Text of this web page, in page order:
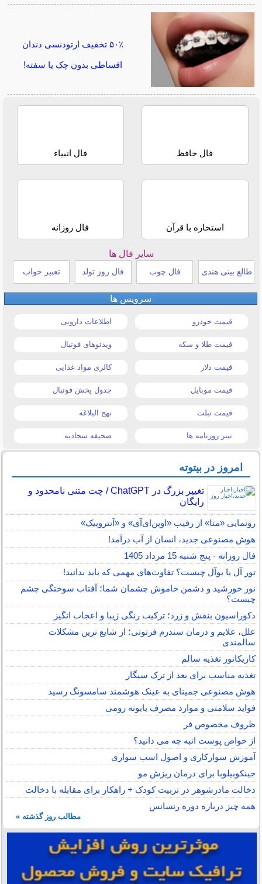
۵۰٪ تخفیف ارتودنسی دندان
اقساطی بدون چک یا سفته!
فال حافظ فال انبیاء
استخاره با قرآن فال روزانه
سایر فال ها
طالع بینی هندی فال چوب فال روز تولد تعبیر خواب
سرویس ها
قیمت خودرو اطلاعات دارویی
قیمت طلا و سکه ویدئوهای فوتبال
قیمت دلار کالری مواد غذایی
قیمت موبایل جدول پخش فوتبال
قیمت تبلت نهج البلاغه
تیتر روزنامه ها صحیفه سجادیه
امروز در بیتوته
تغییر بزرگ در ChatGPT / چت متنی نامحدود و
رایگان
رونمایی «متا» از رقیب «اوپن‌ای‌آی» و «آنتروپیک»
هوش مصنوعی جدید، انسان از آب درآمد!
فال روزانه - پنج شنبه 15 مرداد 1405
تور آل یا یوآل چیست؟ تفاوت‌های مهمی که باید بدانید!
نور خورشید و دشمن خاموش چشمان شما؛ آفتاب سوختگی چشم
چیست؟
دکوراسیون بنفش و زرد؛ ترکیب رنگی زیبا و اعجاب انگیز
علل، علایم و درمان سندرم فرتوتی؛ از شایع ترین مشکلات
سالمندی
کاریکاتور تغذیه سالم
تغذیه مناسب برای بعد از ترک سیگار
هوش مصنوعی جمینای به عینک هوشمند سامسونگ رسید
فواید سلامتی و موارد مصرف بابونه رومی
ظروف مخصوص فر
از خواص پوست انبه چه می دانید؟
آموزش سوارکاری و اصول اسب سواری
جینکوبیلوبا برای درمان ریزش مو
دخالت مادرشوهر در تربیت کودک + راهکار برای مقابله با دخالت
همه چیز درباره دوره رنسانس
مطالب روز گذشته »